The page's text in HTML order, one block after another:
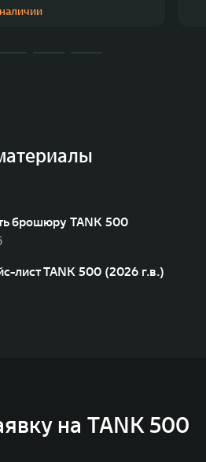
брошюру TANK 500
лист TANK 500 (2026 г.в.)
на TANK 500